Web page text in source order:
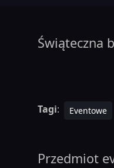
Świąteczna
Tagi: Eventowe
Przedmiot